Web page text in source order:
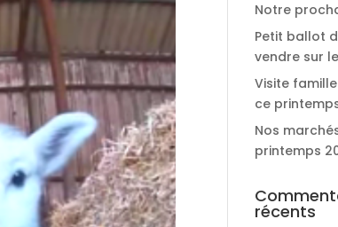
Notre
Petit ballot
vendre sur
Visite
ce
Nos
printemps
récents